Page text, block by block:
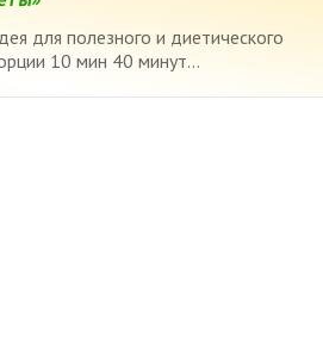
для полезного и диетического
10 мин 40 минут...